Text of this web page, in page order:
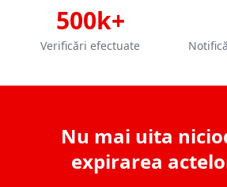
500k+
Verificări efectuate
Nu mai uita
expirarea